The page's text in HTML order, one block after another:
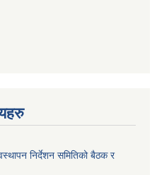
निर्देशन समितिको बैठक र